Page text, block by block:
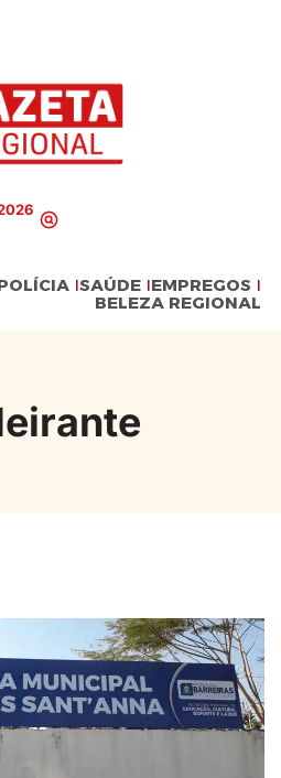
SAÚDE EMPREGOS
BELEZA REGIONAL